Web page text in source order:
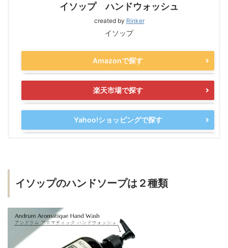
イソップ ハンドウォッシュ
created by Rinker
イソップ
Amazonで探す
楽天市場で探す
Yahoo!ショッピングで探す
イソップのハンドソープは２種類